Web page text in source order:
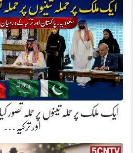
ایک ملک پر حملہ تینوں پر حملہ تصور
اور ترکیہ…